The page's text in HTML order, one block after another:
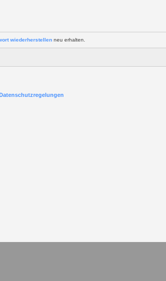
wiederherstellenneu erhalten.